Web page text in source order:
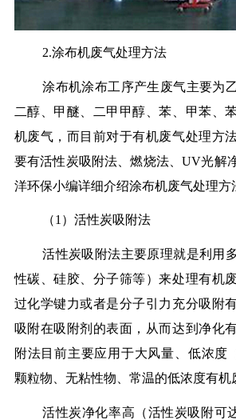
2.涂布机废气处理方法
涂布机涂布工序产生废气主要为
二醇、甲醚、二甲甲醇、苯、甲苯、
机废气，而目前对于有机废气处理方
要有活性炭吸附法、燃烧法、UV光解
洋环保小编详细介绍涂布机废气处理方
（1）活性炭吸附法
活性炭吸附法主要原理就是利用
性碳、硅胶、分子筛等）来处理有机
过化学键力或者是分子引力充分吸附
吸附在吸附剂的表面，从而达到净化
附法目前主要应用于大风量、低浓度
颗粒物、无粘性物、常温的低浓度有机
活性炭净化率高（活性炭吸附可